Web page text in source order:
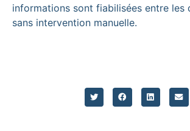
informations sont fiabilisées entre les
sans intervention manuelle.